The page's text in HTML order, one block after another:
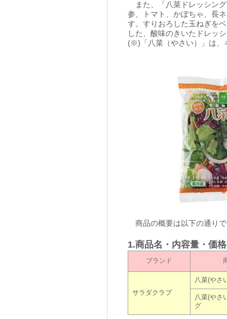
また、「八菜ドレッシン
参、トマト、かぼちゃ、長
す。すりおろした玉ねぎを
した、酸味のきいたドレッ
(※)「八菜（やさい）」は、
商品の概要は以下の通り
1.商品名・内容量・価
ブランド
サラダクラブ
八菜(やさ
八菜(やさ
グ